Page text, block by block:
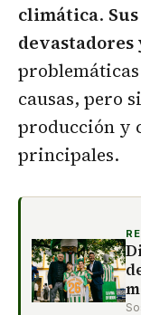
climática.
devastadores
causas, pero
producción y
principales.